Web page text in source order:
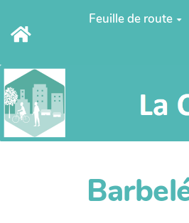
Aller au contenu principal
Feuille de route